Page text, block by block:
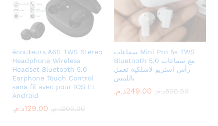
écouteurs A6S TWS Stereo
Headphone Wireless
Headset Bluetooth 5.0
Earphone Touch Control
sans fil avec pour IOS Et
Android
129.00د.م. 200.00د.م.
سماعات Mini Pro 5s TWS
Bluetooth 5.0 مع سماعات
رأس استريو لاسلكية تعمل
باللمس
249.00د.م. 500.00د.م.